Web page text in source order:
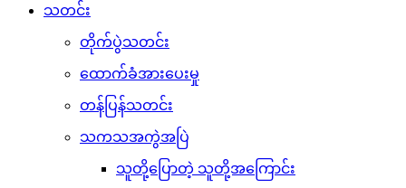
သတင်း
တိုက်ပွဲသတင်း
ထောက်ခံအားပေးမှု
တန်ပြန်သတင်း
သကသအကွဲအပြဲ
သူတို့ပြောတဲ့ သူတို့အကြောင်း